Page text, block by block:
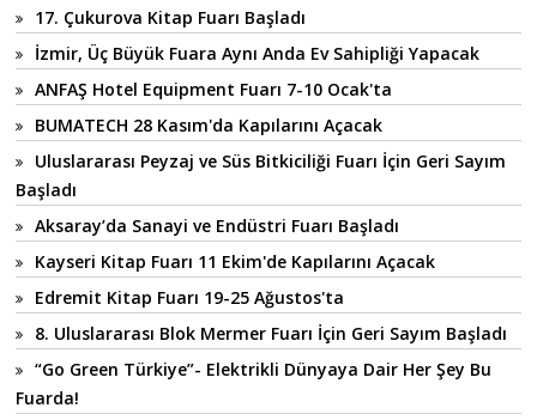
17. Çukurova Kitap Fuarı Başladı
İzmir, Üç Büyük Fuara Aynı Anda Ev Sahipliği Yapacak
ANFAŞ Hotel Equipment Fuarı 7-10 Ocak'ta
BUMATECH 28 Kasım'da Kapılarını Açacak
Uluslararası Peyzaj ve Süs Bitkiciliği Fuarı İçin Geri Sayım
Başladı
Aksaray’da Sanayi ve Endüstri Fuarı Başladı
Kayseri Kitap Fuarı 11 Ekim'de Kapılarını Açacak
Edremit Kitap Fuarı 19-25 Ağustos'ta
8. Uluslararası Blok Mermer Fuarı İçin Geri Sayım Başladı
“Go Green Türkiye”- Elektrikli Dünyaya Dair Her Şey Bu
Fuarda!